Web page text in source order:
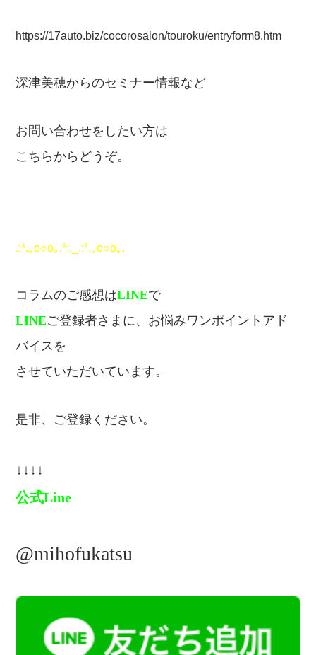
https://17auto.biz/cocorosalon/touroku/entryform8.htm
深津美穂からのセミナー情報など
お問い合わせをしたい方は
こちらからどうぞ。
.:*.｡o○o｡.*:._.:*.｡o○o｡.
コラムのご感想はLINEで
LINEご登録者さまに、お悩みワンポイントアド
バイスを
させていただいています。
是非、ご登録ください。
↓↓↓↓
公式Line
@mihofukatsu